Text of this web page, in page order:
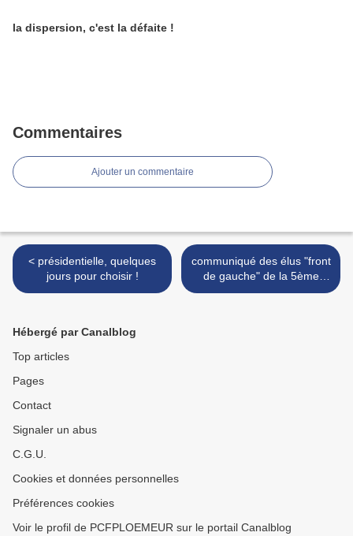
la dispersion, c'est la défaite !
Commentaires
Ajouter un commentaire
< présidentielle, quelques
jours pour choisir !
communiqué des élus "front
de gauche" de la 5ème
circonscription >
Hébergé par Canalblog
Top articles
Pages
Contact
Signaler un abus
C.G.U.
Cookies et données personnelles
Préférences cookies
Voir le profil de PCFPLOEMEUR sur le portail Canalblog